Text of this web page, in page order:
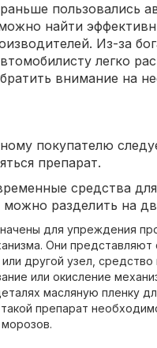
пользовались
найти
Из-за
легко
внимание на
покупателю
препарат.
средства
разделить на
для упреждения
Они
другой узел,
или окисление
масляную пленку
препарат